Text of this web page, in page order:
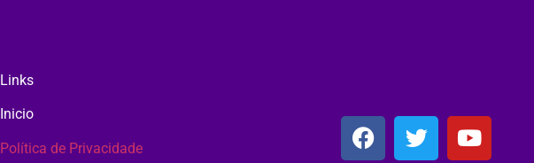
Links
Inicio
Política de Privacidade